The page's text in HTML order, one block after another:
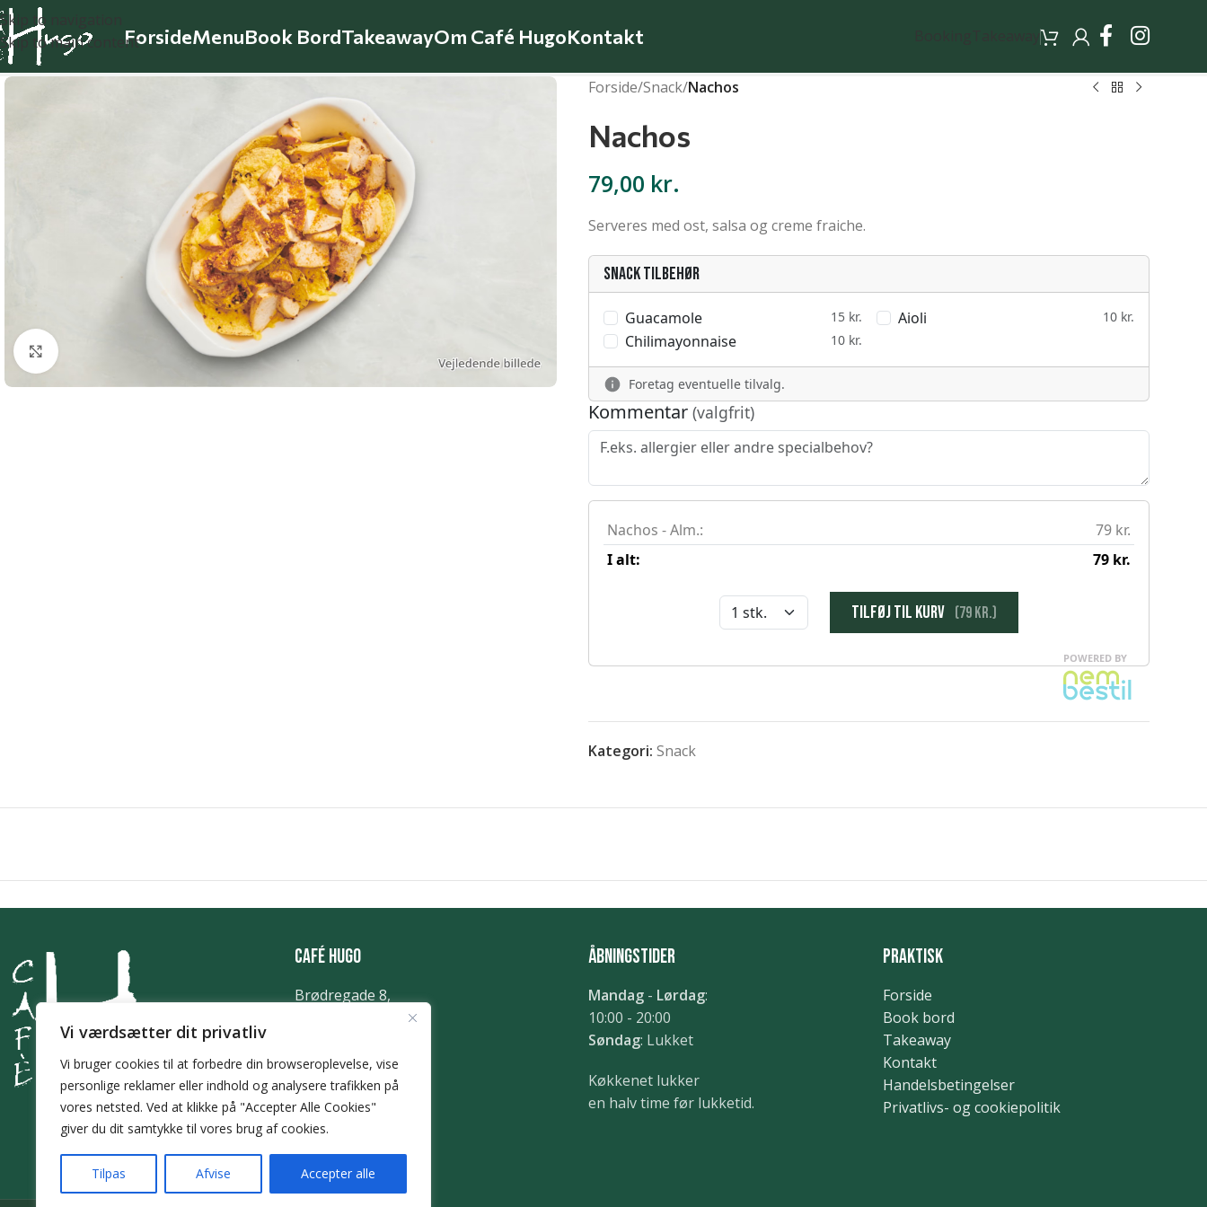
Vi værdsætter dit privatliv
Vi bruger cookies til at forbedre din browseroplevelse, vise
personlige reklamer eller indhold og analysere trafikken på
vores netsted. Ved at klikke på "Accepter Alle Cookies"
giver du dit samtykke til vores brug af cookies.
Tilpas Afvise Accepter alle
Skip to navigation
Skip to main contentForsideMenuBook BordTakeawayOm Café HugoKontakt
Forside/Snack/Nachos
Nachos
79,00 kr.
Serveres med ost, salsa og creme fraiche.
Kategori: Snack
Café Hugo
Brødregade 8,
info@cafehugo.dk
+45 86 42 30 33
Åbningstider
Mandag - Lørdag:
10:00 - 20:00
Søndag: Lukket
Køkkenet lukker
en halv time før lukketid.
Praktisk
Forside
Book bord
Takeaway
Kontakt
Handelsbetingelser
Privatlivs- og cookiepolitik